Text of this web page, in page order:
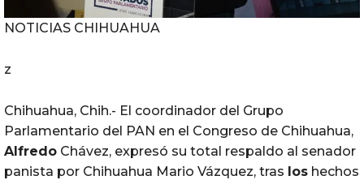
NOTICIAS CHIHUAHUA
z
Chihuahua, Chih.- El coordinador del Grupo
Parlamentario del PAN en el Congreso de Chihuahua,
Alfredo Chávez, expresó su total respaldo al senador
panista por Chihuahua Mario Vázquez, tras los hechos